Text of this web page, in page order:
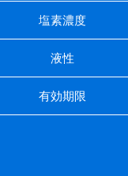
塩素濃度
液性
有効期限